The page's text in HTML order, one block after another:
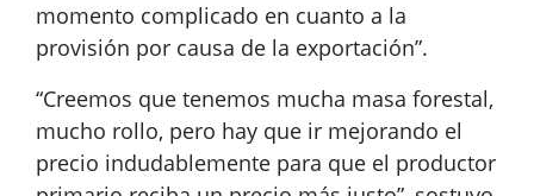
momento complicado en cuanto a la
provisión por causa de la exportación”.
“Creemos que tenemos mucha masa forestal,
mucho rollo, pero hay que ir mejorando el
precio indudablemente para que el productor